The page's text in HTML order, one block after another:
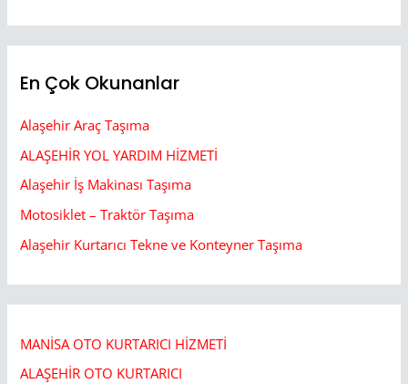
En Çok Okunanlar
Alaşehir Araç Taşıma
ALAŞEHİR YOL YARDIM HİZMETİ
Alaşehir İş Makinası Taşıma
Motosiklet – Traktör Taşıma
Alaşehir Kurtarıcı Tekne ve Konteyner Taşıma
MANİSA OTO KURTARICI HİZMETİ
ALAŞEHİR OTO KURTARICI​